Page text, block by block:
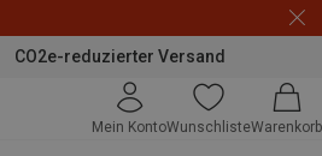
CO2e-reduzierter Versand
Mein KontoWunschlisteWarenkorb